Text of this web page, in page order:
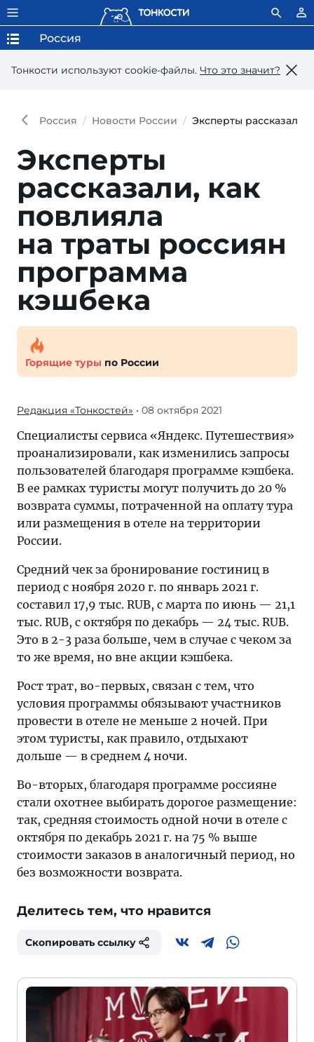
Тонкости используют сookie-файлы. Что это значит?
Россия
Россия Новости России Эксперты
Эксперты
рассказали, как
повлияла
на траты россиян
программа
кэшбека
Горящие туры по России
Редакция «Тонкостей» • 08 октября 2021
Специалисты сервиса «Яндекс. Путешествия»
проанализировали, как изменились запросы
пользователей благодаря программе кэшбека.
В ее рамках туристы могут получить до 20 %
возврата суммы, потраченной на оплату тура
или размещения в отеле на территории
России.
Средний чек за бронирование гостиниц в
период с ноября 2020 г. по январь 2021 г.
составил 17,9 тыс. RUB, с марта по июнь — 21,1
тыс. RUB, с октября по декабрь — 24 тыс. RUB.
Это в 2-3 раза больше, чем в случае с чеком за
то же время, но вне акции кэшбека.
Рост трат, во-первых, связан с тем, что
условия программы обязывают участников
провести в отеле не меньше 2 ночей. При
этом туристы, как правило, отдыхают
дольше — в среднем 4 ночи.
Во-вторых, благодаря программе россияне
стали охотнее выбирать дорогое размещение:
так, средняя стоимость одной ночи в отеле с
октября по декабрь 2021 г. на 75 % выше
стоимости заказов в аналогичный период, но
без возможности возврата.
Делитесь тем, что нравится
Скопировать ссылку